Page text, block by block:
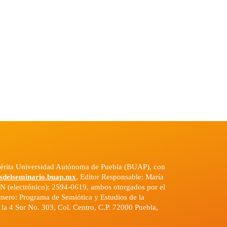
Universidad Autónoma de Puebla (BUAP), con
, Editor Responsable: María
(electrónico): 2594-0619, ambos otorgados por el
Programa de Semiótica y Estudios de la
4 Sur No. 303, Col. Centro, C.P. 72000 Puebla,